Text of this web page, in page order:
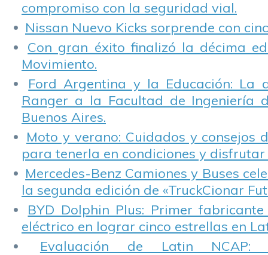
compromiso con la seguridad vial.
Nissan Nuevo Kicks sorprende con
Con gran éxito finalizó la décima
Movimiento.
Ford Argentina y la Educación: La
Ranger a la Facultad de Ingeniería
Buenos Aires.
Moto y verano: Cuidados y consejos
para tenerla en condiciones y disfrutar
Mercedes-Benz Camiones y Buses
la segunda edición de «TruckCionar
BYD Dolphin Plus: Primer
eléctrico en lograr cinco estrellas en
Evaluación de Latin NCAP: